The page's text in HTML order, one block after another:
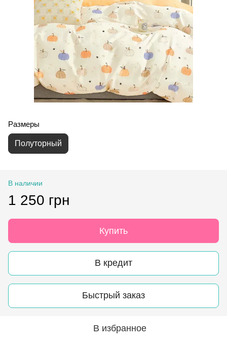
Размеры
Полуторный
В наличии
1 250 грн
Купить
В кредит
Быстрый заказ
В избранное